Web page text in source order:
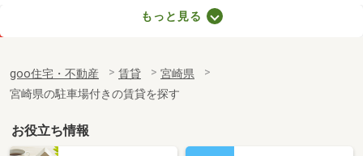
宮崎県都城市高城町穂満坊
専有面積
58.57m²
間取り
2LDK
宮崎県都城市年見町
もっと見る
goo住宅・不動産 賃貸
宮崎県
宮崎県の駐車場付きの賃貸を探す
お役立ち情報